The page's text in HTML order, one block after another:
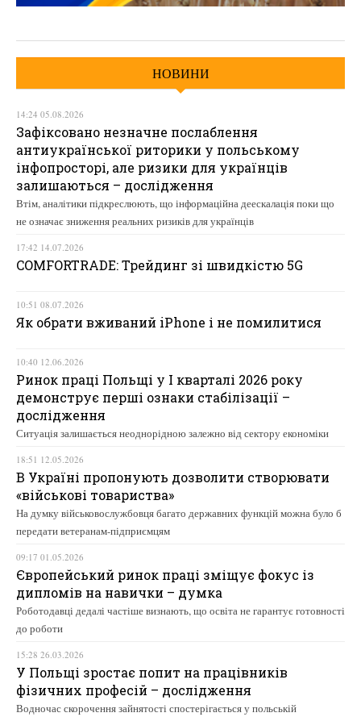
НОВИНИ
14:24 05.08.2026
Зафіксовано незначне послаблення
антиукраїнської риторики у польському
інфопросторі, але ризики для українців
залишаються – дослідження
Втім, аналітики підкреслюють, що інформаційна деескалація поки що
не означає зниження реальних ризиків для українців
17:42 14.07.2026
COMFORTRADE: Трейдинг зі швидкістю 5G
10:51 08.07.2026
Як обрати вживаний iPhone і не помилитися
10:40 12.06.2026
Ринок праці Польщі у І кварталі 2026 року
демонструє перші ознаки стабілізації –
дослідження
Ситуація залишається неоднорідною залежно від сектору економіки
18:51 12.05.2026
В Україні пропонують дозволити створювати
«військові товариства»
На думку військовослужбовця багато державних функцій можна було б
передати ветеранам-підприємцям
09:17 01.05.2026
Європейський ринок праці зміщує фокус із
дипломів на навички – думка
Роботодавці дедалі частіше визнають, що освіта не гарантує готовності
до роботи
15:28 26.03.2026
У Польщі зростає попит на працівників
фізичних професій – дослідження
Водночас скорочення зайнятості спостерігається у польській